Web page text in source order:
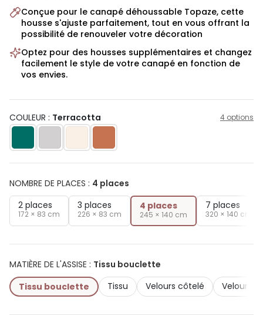
Conçue pour le canapé déhoussable Topaze, cette
housse s'ajuste parfaitement, tout en vous offrant la
possibilité de renouveler votre décoration
Optez pour des housses supplémentaires et changez
facilement le style de votre canapé en fonction de
vos envies.
COULEUR : Terracotta 4 options
NOMBRE DE PLACES : 4 places
2 places
172 × 83 cm
3 places
226 × 83 cm
4 places
245 × 140 cm
7 places
320 × 140 cm
MATIÈRE DE L'ASSISE : Tissu bouclette
Tissu bouclette
Tissu Velours côtelé Velours